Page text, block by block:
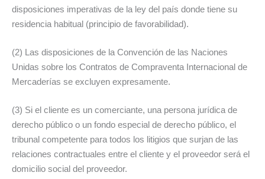
disposiciones imperativas de la ley del país donde tiene su
residencia habitual (principio de favorabilidad).
(2) Las disposiciones de la Convención de las Naciones
Unidas sobre los Contratos de Compraventa Internacional de
Mercaderías se excluyen expresamente.
(3) Si el cliente es un comerciante, una persona jurídica de
derecho público o un fondo especial de derecho público, el
tribunal competente para todos los litigios que surjan de las
relaciones contractuales entre el cliente y el proveedor será el
domicilio social del proveedor.